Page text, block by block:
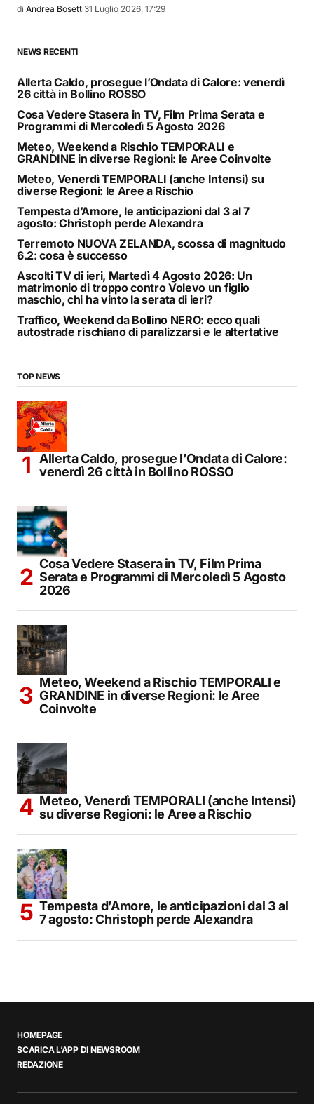
di Andrea Bosetti31 Luglio 2026, 17:29
NEWS RECENTI
Allerta Caldo, prosegue l’Ondata di Calore: venerdì
26 città in Bollino ROSSO
Cosa Vedere Stasera in TV, Film Prima Serata e
Programmi di Mercoledì 5 Agosto 2026
Meteo, Weekend a Rischio TEMPORALI e
GRANDINE in diverse Regioni: le Aree Coinvolte
Meteo, Venerdì TEMPORALI (anche Intensi) su
diverse Regioni: le Aree a Rischio
Tempesta d’Amore, le anticipazioni dal 3 al 7
agosto: Christoph perde Alexandra
Terremoto NUOVA ZELANDA, scossa di magnitudo
6.2: cosa è successo
Ascolti TV di ieri, Martedì 4 Agosto 2026: Un
matrimonio di troppo contro Volevo un figlio
maschio, chi ha vinto la serata di ieri?
Traffico, Weekend da Bollino NERO: ecco quali
autostrade rischiano di paralizzarsi e le altertative
TOP NEWS
Allerta Caldo, prosegue l’Ondata di Calore:
venerdì 26 città in Bollino ROSSO
Cosa Vedere Stasera in TV, Film Prima
Serata e Programmi di Mercoledì 5 Agosto
2026
Meteo, Weekend a Rischio TEMPORALI e
GRANDINE in diverse Regioni: le Aree
Coinvolte
Meteo, Venerdì TEMPORALI (anche Intensi)
su diverse Regioni: le Aree a Rischio
Tempesta d’Amore, le anticipazioni dal 3 al
7 agosto: Christoph perde Alexandra
HOMEPAGE
SCARICA L’APP DI NEWSROOM
REDAZIONE